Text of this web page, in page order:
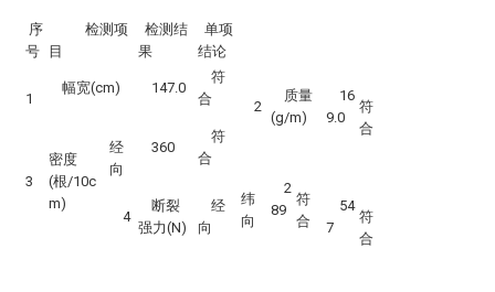
序
号
检测项
目
检测结
果
单项
结论
1
幅宽(cm) 147.0
符
合
2
质量
(g/m)
16
9.0
符
合
3
密度
(根/10c
m)
经
向
360
符
合
纬
向
2
89
符
合
4
断裂
强力(N)
经
向
54
7
符
合